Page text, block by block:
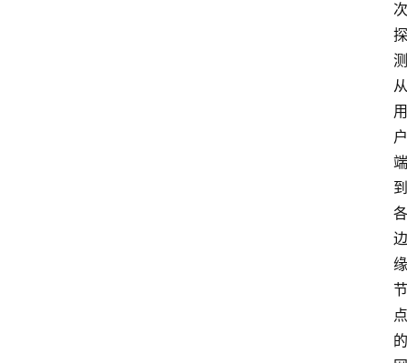
次
探
测
从
用
户
端
到
各
边
缘
节
点
的